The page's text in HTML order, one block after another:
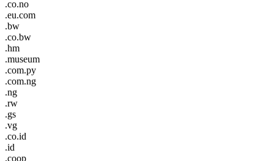
.co.no
.eu.com
.bw
.co.bw
.hm
.museum
.com.py
.com.ng
.ng
.rw
.gs
.vg
.co.id
.id
.coop